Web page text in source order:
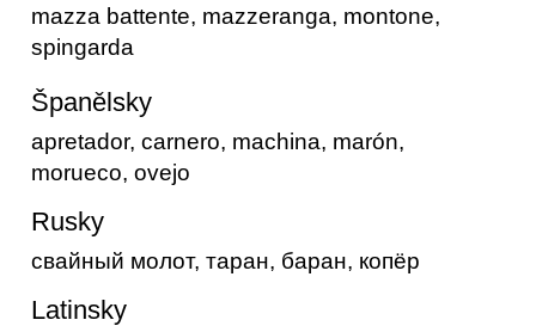
mazza battente, mazzeranga, montone,
spingarda
Španělsky
apretador, carnero, machina, marón,
morueco, ovejo
Rusky
свайный молот, таран, баран, копёр
Latinsky